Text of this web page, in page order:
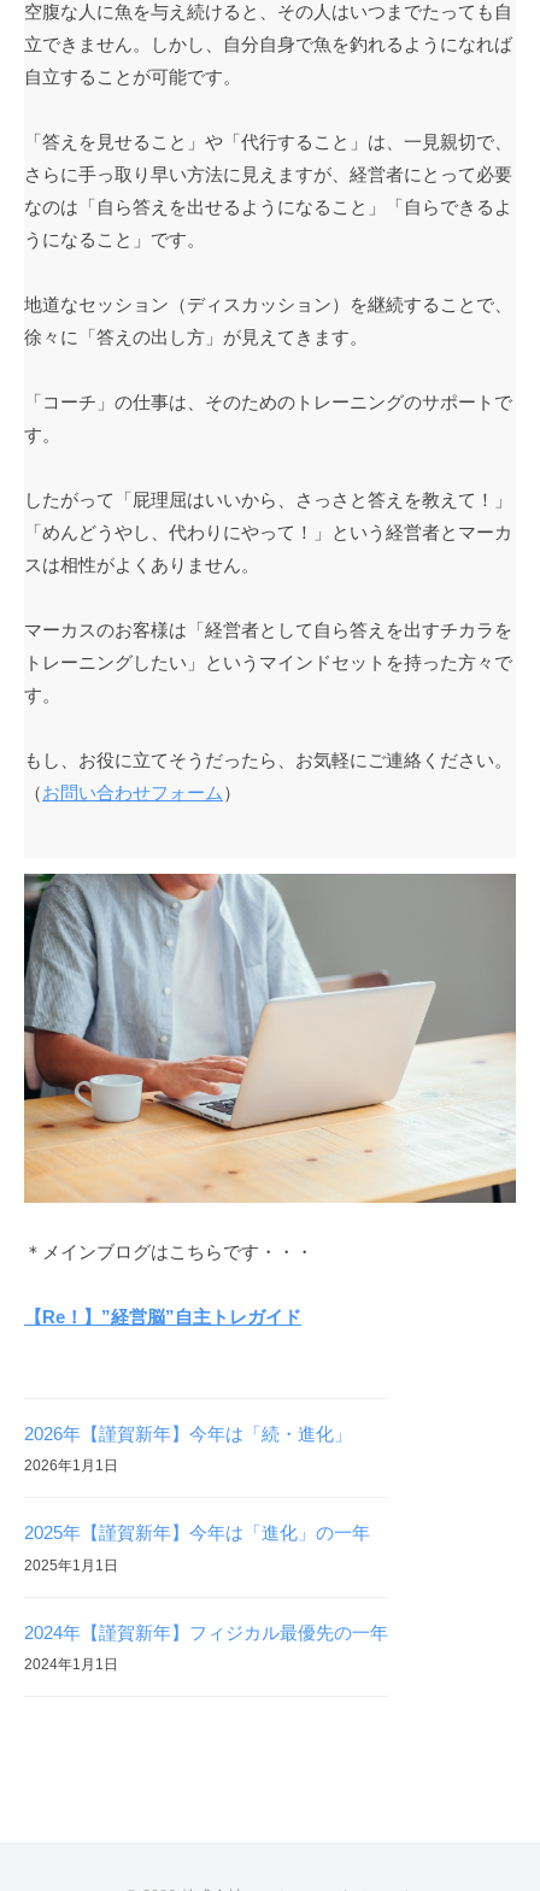
空腹な人に魚を与え続けると、その人はいつまでたっても自
立できません。しかし、自分自身で魚を釣れるようになれば
自立することが可能です。
「答えを見せること」や「代行すること」は、一見親切で、
さらに手っ取り早い方法に見えますが、経営者にとって必要
なのは「自ら答えを出せるようになること」「自らできるよ
うになること」です。
地道なセッション（ディスカッション）を継続することで、
徐々に「答えの出し方」が見えてきます。
「コーチ」の仕事は、そのためのトレーニングのサポートで
す。
したがって「屁理屈はいいから、さっさと答えを教えて！」
「めんどうやし、代わりにやって！」という経営者とマーカ
スは相性がよくありません。
マーカスのお客様は「経営者として自ら答えを出すチカラを
トレーニングしたい」というマインドセットを持った方々で
す。
もし、お役に立てそうだったら、お気軽にご連絡ください。
（お問い合わせフォーム ）
＊メインブログはこちらです・・・
【Re！】”経営脳”自主トレガイド
2026年【謹賀新年】今年は「続・進化」
2026年1月1日
2025年【謹賀新年】今年は「進化」の一年
2025年1月1日
2024年【謹賀新年】フィジカル最優先の一年
2024年1月1日